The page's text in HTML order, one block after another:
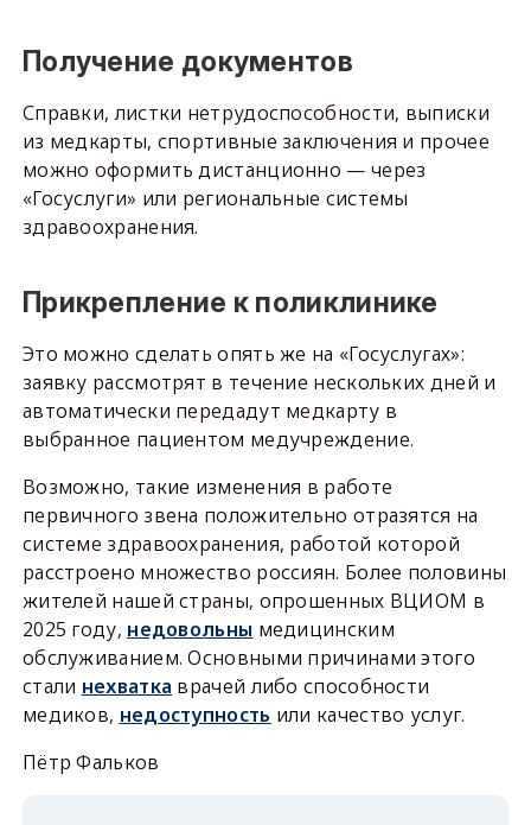
Получение документов
Справки, листки нетрудоспособности, выписки
из медкарты, спортивные заключения и прочее
можно оформить дистанционно — через
«Госуслуги» или региональные системы
здравоохранения.
Прикрепление к поликлинике
Это можно сделать опять же на «Госуслугах»:
заявку рассмотрят в течение нескольких дней и
автоматически передадут медкарту в
выбранное пациентом медучреждение.
Возможно, такие изменения в работе
первичного звена положительно отразятся на
системе здравоохранения, работой которой
расстроено множество россиян. Более половины
жителей нашей страны, опрошенных ВЦИОМ в
2025 году, недовольны медицинским
обслуживанием. Основными причинами этого
стали нехватка врачей либо способности
медиков, недоступность или качество услуг.
Пётр Фальков